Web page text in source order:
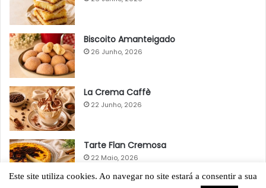
Biscoito Amanteigado
26 Junho, 2026
La Crema Caffè
22 Junho, 2026
Tarte Flan Cremosa
22 Maio, 2026
Este site utiliza cookies. Ao navegar no site estará a consentir a sua